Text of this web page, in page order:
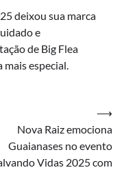
deixou sua marca
e
de Big Flea
mais especial.
Nova Raiz emociona
Guaianases no evento
Vidas 2025 com
⟶